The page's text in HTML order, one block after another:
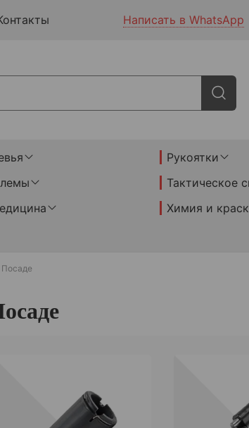
Написать в WhatsApp
Рукоятки
Тактическое
Химия и